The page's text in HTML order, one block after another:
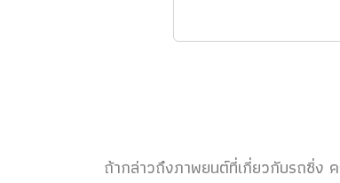
ถ้ากล่าวถึงภาพยนต์ที่เกี่ยวกับรถซิ่ง